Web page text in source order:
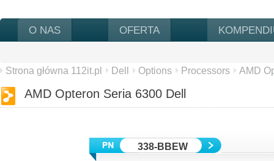
O NAS OFERTA
Strona główna 112it.pl Dell Options Processors AMD
AMD Opteron Seria 6300 Dell
338-BBEW